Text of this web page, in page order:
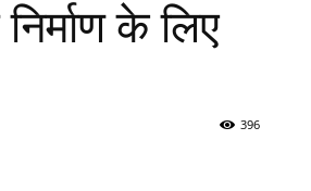
के लिए
396